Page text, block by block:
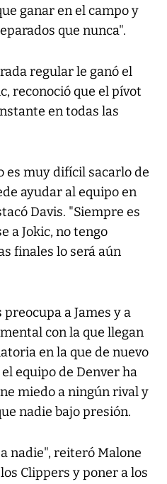
ganar en el campo y
que nunca".
regular le ganó el
reconoció que el pívot
en todas las
es muy difícil sacarlo de
ayudar al equipo en
Davis. "Siempre es
a Jokic, no tengo
finales lo será aún
a James y a
con la que llegan
en la que de nuevo
equipo de Denver ha
miedo a ningún rival y
nadie bajo presión.
nadie", reiteró Malone
Clippers y poner a los